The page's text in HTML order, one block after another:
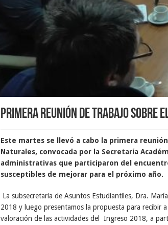
Primera reunión de trabajo sobre
Este martes se llevó a cabo la primera
Naturales, convocada por la Secretaría
administrativas que participaron del
susceptibles de mejorar para el próximo año.
La subsecretaria de Asuntos Estudiantiles, Dra.
2018 y luego presentamos la propuesta para recibir
valoración de las actividades del Ingreso 2018, a